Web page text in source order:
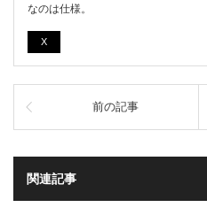
なのは仕様。
X
前の記事
関連記事